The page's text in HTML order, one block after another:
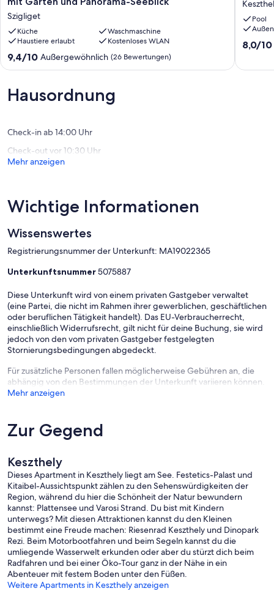
Bauernhaus
mit
Garten
und
Panorama-
Szigliget
Szigliget
Küche
Waschmaschine
Haustiere erlaubt
Kostenloses WLAN
9.4
Außergewöhnlich,
(26
9,4/10 Außergewöhnlich (26 Bewertungen)
Pool-
Anlage
und
Pool
8.0
8,0/10
Hausordnung
Check-in ab 14:00 Uhr
Check-out vor 10:30 Uhr
Mehr anzeigen
Wichtige Informationen
Wissenswertes
Registrierungsnummer der Unterkunft: MA19022365
Unterkunftsnummer5075887
Diese Unterkunft wird von einem privaten Gastgeber verwaltet
(eine Partei, die nicht im Rahmen ihrer gewerblichen, geschäftlichen
oder beruflichen Tätigkeit handelt). Das EU-Verbraucherrecht,
einschließlich Widerrufsrecht, gilt nicht für deine Buchung, sie wird
jedoch von den vom privaten Gastgeber festgelegten
Stornierungsbedingungen abgedeckt.
Für zusätzliche Personen fallen möglicherweise Gebühren an, die
abhängig von den Bestimmungen der Unterkunft variieren können.
Mehr anzeigen
Zur Gegend
Keszthely
Dieses Apartment in Keszthely liegt am See. Festetics-Palast und
Kitaibel-Aussichtspunkt zählen zu den Sehenswürdigkeiten der
Region, während du hier die Schönheit der Natur bewundern
kannst: Plattensee und Varosi Strand. Du bist mit Kindern
unterwegs? Mit diesen Attraktionen kannst du den Kleinen
bestimmt eine Freude machen: Riesenrad Keszthely und Dinopark
Rezi. Beim Motorbootfahren und beim Segeln kannst du die
umliegende Wasserwelt erkunden oder aber du stürzt dich beim
Radfahren und bei einer Öko-Tour ganz in der Nähe in ein
Abenteuer mit festem Boden unter den Füßen.
Weitere Apartments in Keszthely anzeigen